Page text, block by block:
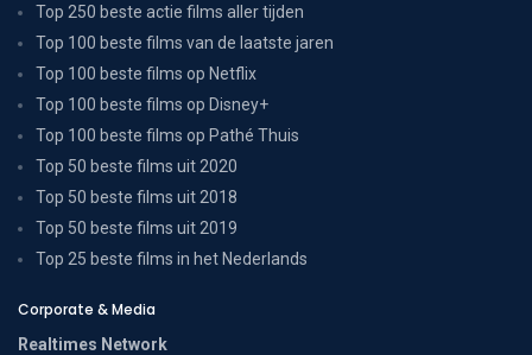
Top 250 beste actie films aller tijden
Top 100 beste films van de laatste jaren
Top 100 beste films op Netflix
Top 100 beste films op Disney+
Top 100 beste films op Pathé Thuis
Top 50 beste films uit 2020
Top 50 beste films uit 2018
Top 50 beste films uit 2019
Top 25 beste films in het Nederlands
Corporate & Media
Realtimes Network